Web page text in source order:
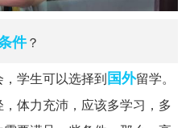
件？
学生可以选择到国外留学。
体力充沛，应该多学习，多